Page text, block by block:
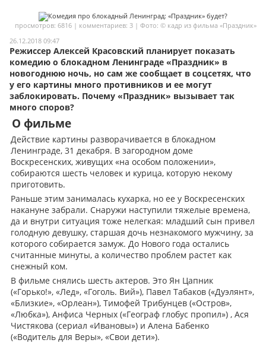
Мои материалы
Мои места
Моя личная афиша
Перечитать
просмотров: 6816 | комментариев: 3 | Фото: © кадр из фильма «Праздник»
26.12.2018 09:47
Режиссер Алексей Красовский планирует показать
комедию о блокадном Ленинграде «Праздник» в
новогоднюю ночь, но сам же сообщает в соцсетях, что
у его картины много противников и ее могут
заблокировать. Почему «Праздник» вызывает так
много споров?
О фильме
Действие картины разворачивается в блокадном
Ленинграде, 31 декабря. В загородном доме
Воскресенских, живущих «на особом положении»,
собираются шесть человек и курица, которую некому
приготовить.
Раньше этим занималась кухарка, но ее у Воскресенских
накануне забрали. Снаружи наступили тяжелые времена,
да и внутри ситуация тоже нелегкая: младший сын привел
голодную девушку, старшая дочь незнакомого мужчину, за
которого собирается замуж. До Нового года остались
считанные минуты, а количество проблем растет как
снежный ком.
В фильме снялись шесть актеров. Это Ян Цапник
(«Горько!», «Лед», «Гоголь. Вий»), Павел Табаков («Дуэлянт»,
«Близкие», «Орлеан»), Тимофей Трибунцев («Остров»,
«Любка»), Анфиса Черных («Географ глобус пропил») , Ася
Чистякова (сериал «Ивановы») и Алена Бабенко
(«Водитель для Веры», «Свои дети»).